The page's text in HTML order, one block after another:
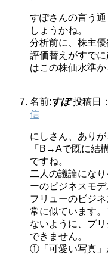
すぽさんの言う
しょうかね。
分析前に、株主
評価替えがすで
はこの株価水準か
名前:すぽ 投稿日
信
にしさん、ありが
「B→Aで既に結
ですね。
二人の議論にな
ーのビジネスモ
フリューのビジ
常に似ています
ないように、プ
できません。
①「可愛い写真」